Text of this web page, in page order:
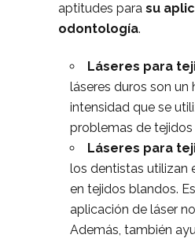
aptitudes para su
odontología.
Láseres para
láseres duros son un
intensidad que se
problemas de
Láseres para
los dentistas utilizan
en tejidos blandos.
aplicación de láser
Además, también